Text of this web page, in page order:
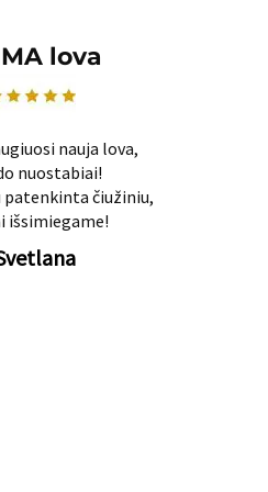
lova
nauja lova,
nuostabiai!
patenkinta čiužiniu,
išsimiegame!